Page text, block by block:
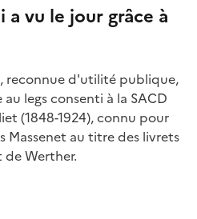
vu le jour grâce à
reconnue d'utilité publique,
legs consenti à la SACD
(1848-1924), connu pour
Massenet au titre des livrets
Werther.